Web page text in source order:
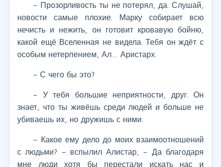
– Прозорливость ты не потерял, да. Слушай,
новости самые плохие. Марку собирает всю
нечисть и нежить, он готовит кровавую бойню,
какой ещё Вселенная не видела. Тебя он ждёт с
особым нетерпением, Ал… Аристарх.
– С чего бы это?
– У тебя большие неприятности, друг. Он
знает, что ты живёшь среди людей и больше не
убиваешь их, но дружишь с ними.
– Какое ему дело до моих взаимоотношений
с людьми? – вспылил Алистар, – Да благодаря
мне люди хотя бы перестали искать нас и